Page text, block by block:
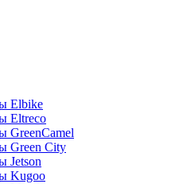
Elbike
Eltreco
GreenCamel
Green City
Jetson
Kugoo